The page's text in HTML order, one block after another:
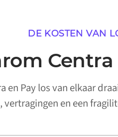
DE KOSTEN VAN
en Pay los van elkaar
en een